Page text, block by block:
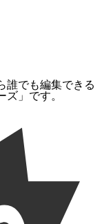
誰でも編集できる
ズ 」です。